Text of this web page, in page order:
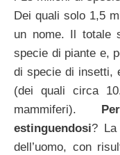
Dei quali solo 1,5
un nome. Il totale
specie di piante e,
di specie di insetti,
(dei quali circa
mammiferi).
estinguendosi? La
dell’uomo, con